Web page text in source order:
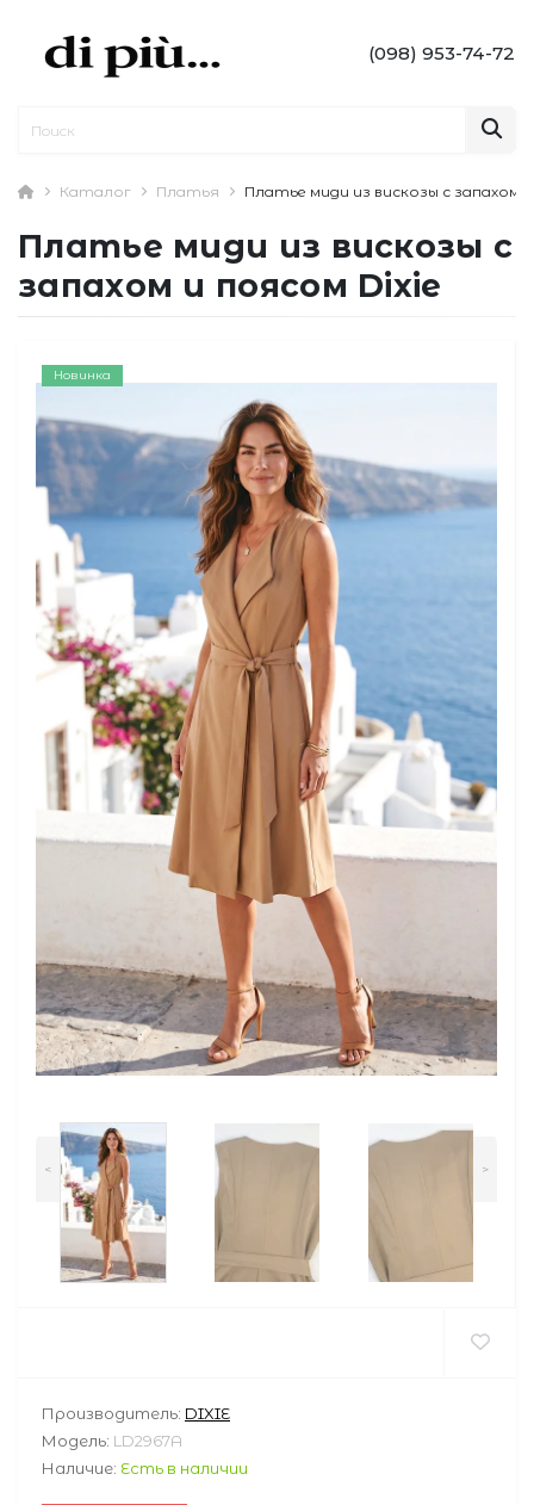
(098) 953-74-72
Каталог Платья Платье миди из вискозы с запахом
Платье миди из вискозы с
запахом и поясом Dixie
Новинка
< >
Производитель: DIXIE
Модель: LD2967A
Наличие: Есть в наличии